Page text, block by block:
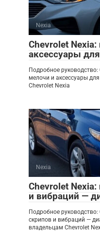
Nexia
Chevrolet
аксессуары
Подробное
мелочи и аксессуары
Chevrolet Nexia
Nexia
Chevrolet
и вибраций —
Подробное руководство:
скрипов и вибраций —
владельцам Chevrolet